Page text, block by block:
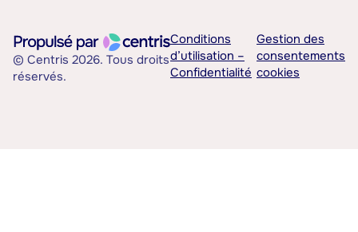
© Centris 2026. Tous droits
réservés.
Conditions
d’utilisation –
Confidentialité
Gestion des
consentements
cookies